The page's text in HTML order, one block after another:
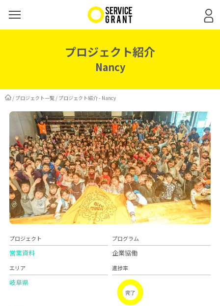
プロジェクト紹介
Nancy
/ プロジェクト一覧 / プロジェクト紹介 - Nancy
プロジェクト
営業資料
プログラム
企業協働
エリア
岐阜県
進捗率
完了